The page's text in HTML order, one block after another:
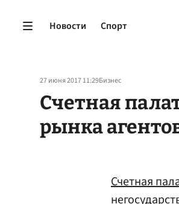
Новости Спорт
27 июня 2017 11:29Бизнес
Счетная
рынка
Счетная